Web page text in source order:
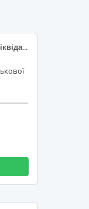
Виконання першочергових заходів із ліквідації наслідків надзвичайних ситуацій та збройної агресії Російської Федерації в житлових будинках та інших об’єктах, що знаходяться на території Слов’янської міської територіальної громади (придбання матеріальних цінностей: тент будівельний , за кодом ДК 021:2015:39520000-3 Готові текстильні вироби, за номеклатурою ДК 021:2015: 39522120-4 - Тенти